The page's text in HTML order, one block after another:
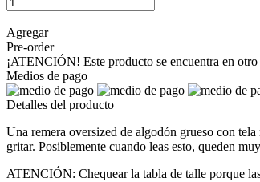
+
Agregar
Pre-order
¡ATENCIÓN! Este producto se encuentra en
Medios de pago
Detalles del producto
Una remera oversized de algodón grueso con
gritar. Posiblemente cuando leas esto, queden
ATENCIÓN: Chequear la tabla de talle porque